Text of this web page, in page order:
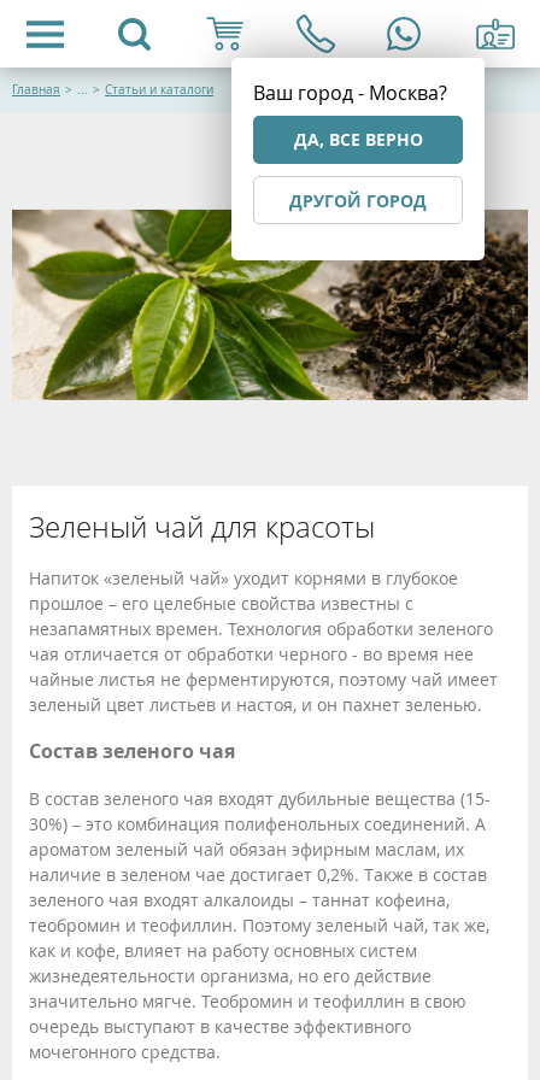
Ваш город - Москва?
ДА, ВСЕ ВЕРНО
ДРУГОЙ ГОРОД
Главная > ... > Статьи и каталоги
Зеленый чай для красоты
Напиток «зеленый чай» уходит корнями в глубокое
прошлое – его целебные свойства известны с
незапамятных времен. Технология обработки зеленого
чая отличается от обработки черного - во время нее
чайные листья не ферментируются, поэтому чай имеет
зеленый цвет листьев и настоя, и он пахнет зеленью.
Состав зеленого чая
В состав зеленого чая входят дубильные вещества (15-
30%) – это комбинация полифенольных соединений. А
ароматом зеленый чай обязан эфирным маслам, их
наличие в зеленом чае достигает 0,2%. Также в состав
зеленого чая входят алкалоиды – таннат кофеина,
теобромин и теофиллин. Поэтому зеленый чай, так же,
как и кофе, влияет на работу основных систем
жизнедеятельности организма, но его действие
значительно мягче. Теобромин и теофиллин в свою
очередь выступают в качестве эффективного
мочегонного средства.